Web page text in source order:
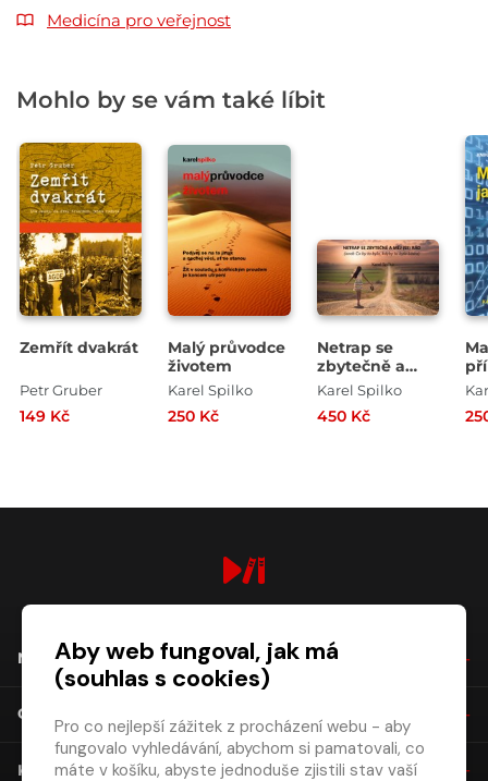
Medicína pro veřejnost
Mohlo by se vám také líbit
Zemřít dvakrát
Petr Gruber
149 Kč
Malý průvodce
životem
Karel Spilko
250 Kč
Netrap se
zbytečně a
měj (se) rád
aneb co by to
bylo, kdyby to
Karel Spilko
450 Kč
NÁKUP
O SPOLEČNOSTI
KONTAKT
Aby web fungoval, jak má
(souhlas s cookies)
Pro co nejlepší zážitek z procházení webu - aby
fungovalo vyhledávání, abychom si pamatovali, co
máte v košíku, abyste jednoduše zjistili stav vaší